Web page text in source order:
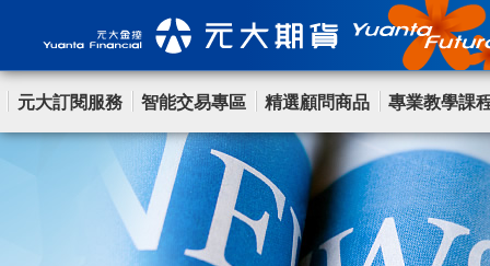
元大訂閱服務 智能交易專區 精選顧問商品 專業教學課